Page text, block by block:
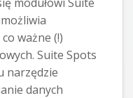
ważne (!)
Suite Spots
narzędzie
danych